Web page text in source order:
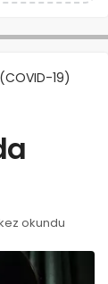
19)
okundu